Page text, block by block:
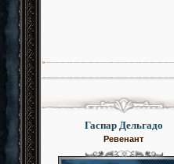
Гаспар Дельгадо
Ревенант